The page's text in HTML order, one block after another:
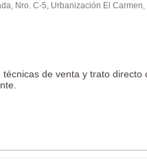
Nro. C-5, Urbanización El
de venta y trato directo